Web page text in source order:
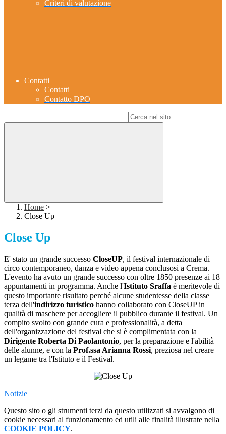
Criteri di valutazione
Contatti
Contatti
Contatto DPO
Home >
Close Up
Close Up
E' stato un grande successo CloseUP, il festival internazionale di
circo contemporaneo, danza e video appena conclusosi a Crema.
L'evento ha avuto un grande successo con oltre 1850 presenze ai 18
appuntamenti in programma. Anche l'Istituto Sraffa è meritevole di
questo importante risultato perché alcune studentesse della classe
terza dell'indirizzo turistico hanno collaborato con CloseUP in
qualità di maschere per accogliere il pubblico durante il festival. Un
compito svolto con grande cura e professionalità, a detta
dell'organizzazione del festival che si è complimentata con la
Dirigente Roberta Di Paolantonio, per la preparazione e l'abilità
delle alunne, e con la Prof.ssa Arianna Rossi, preziosa nel creare
un legame tra l'Istituto e il Festival.
Notizie
Questo sito o gli strumenti terzi da questo utilizzati si avvalgono di
cookie necessari al funzionamento ed utili alle finalità illustrate nella
COOKIE POLICY.